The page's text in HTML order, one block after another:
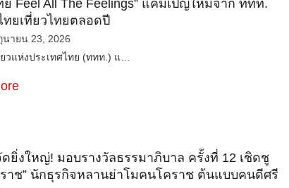
ย Feel All The Feelings” แคมเปญใหม่จาก ททท.
ยเที่ยวไทยตลอดปี
นายน 23, 2026
วแห่งประเทศไทย (ททท.) แ…
ยิ่งใหญ่! มอบรางวัลธรรมาภิบาล ครั้งที่ 12 เชิดชู
ราช” นักธุรกิจหลานย่าโมคนโคราช ต้นแบบคนดีศรี